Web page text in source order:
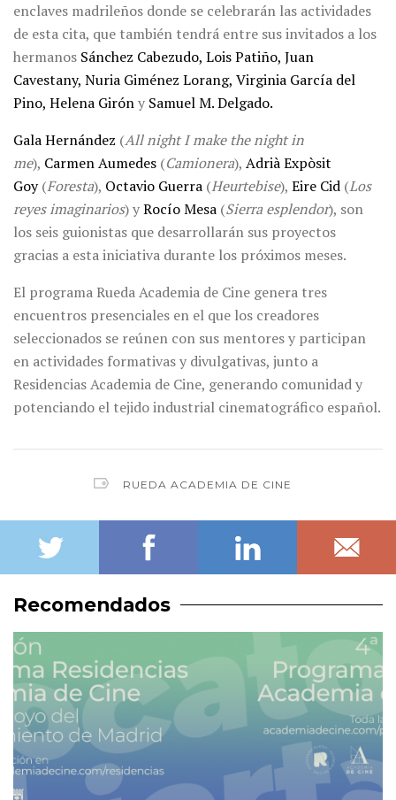
enclaves madrileños donde se celebrarán las actividades
de esta cita, que también tendrá entre sus invitados a los
hermanos Sánchez Cabezudo, Lois Patiño, Juan
Cavestany, Nuria Giménez Lorang, Virginia García del
Pino, Helena Giróny Samuel M. Delgado.
Gala Hernández (All night I make the night in
me), Carmen Aumedes (Camionera), Adrià Expòsit
Goy(Foresta), Octavio Guerra (Heurtebise), Eire Cid (Los
reyes imaginarios) yRocío Mesa (Sierra esplendor), son
los seis guionistas que desarrollarán sus proyectos
gracias a esta iniciativa durante los próximos meses.
El programa Rueda Academia de Cine genera tres
encuentros presenciales en el que los creadores
seleccionados se reúnen con sus mentores y participan
en actividades formativas y divulgativas, junto a
Residencias Academia de Cine, generando comunidad y
potenciando el tejido industrial cinematográfico español.
RUEDA ACADEMIA DE CINE
Recomendados